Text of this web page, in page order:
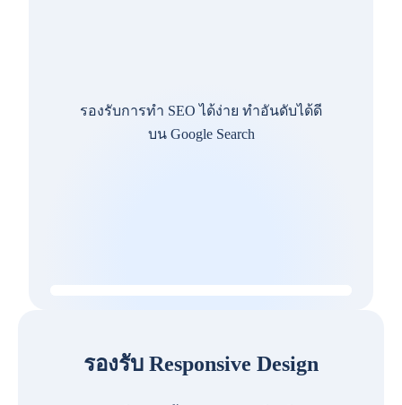
รองรับการทำ SEO ได้ง่าย ทำอันดับได้ดี
บน Google Search
รองรับ Responsive Design